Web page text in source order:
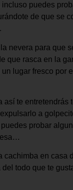
puedes
de que se
nevera para que
que rasca en la
lugar fresco por
así te entretendrás
a
probar
cachimba en casa
todo que te